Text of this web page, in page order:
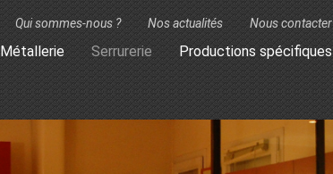
Qui sommes-nous ? Nos actualités Nous contacter
Métallerie Serrurerie Productions spécifiques